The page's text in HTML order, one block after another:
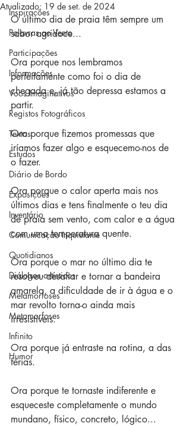
Inspirações
Palavras ao Vento
Participações
Informações
Voos Imaginativos
Registos Fotográficos
Textos
Estudos
Diário de Bordo
Exposições
Inventário
Comunicação Inquietante
Quotidianos
Diálogos artísticos
Metamorfoses
Metamorfoses
Infinito
Humor
Atualizado: 19 de set. de 2024
O último dia de praia têm sempre um
sabor agridoce...
Ora porque nos lembramos
perfeitamente como foi o dia de
chegada e, já tão depressa estamos a
partir.
Ora porque fizemos promessas que
iríamos fazer algo e esquecemo-nos de
o fazer.
Ora porque o calor aperta mais nos
últimos dias e tens finalmente o teu dia
de praia sem vento, com calor e a água
com uma temperatura quente.
Ora porque o mar no último dia te
resolveu desafiar e tornar a bandeira
amarela, a dificuldade de ir à água e o
mar revolto torna-o ainda mais
irresistíveis.
Ora porque já entraste na rotina, a das
férias.
Ora porque te tornaste indiferente e
esqueceste completamente o mundo
mundano, físico, concreto, lógico...